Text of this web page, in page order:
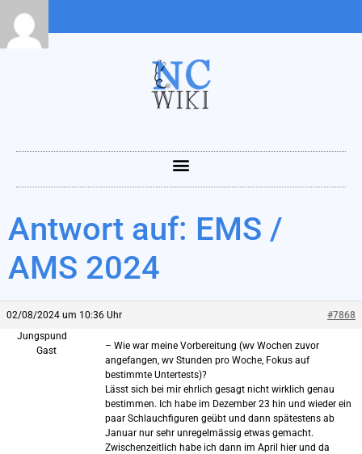
Antwort auf: EMS /
AMS 2024
02/08/2024 um 10:36 Uhr
#7868
Jungspund
Gast
– Wie war meine Vorbereitung (wv Wochen zuvor
angefangen, wv Stunden pro Woche, Fokus auf
bestimmte Untertests)?
Lässt sich bei mir ehrlich gesagt nicht wirklich genau
bestimmen. Ich habe im Dezember 23 hin und wieder ein
paar Schlauchfiguren geübt und dann spätestens ab
Januar nur sehr unregelmässig etwas gemacht.
Zwischenzeitlich habe ich dann im April hier und da